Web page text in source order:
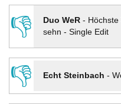
👎
Duo WeR-
sehn - Single Edit
👎
Echt Steinbach -